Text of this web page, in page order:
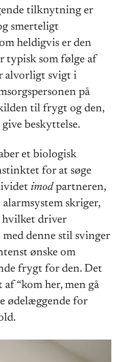
tilknytning er
smerteligt
heldigvis er den
typisk som følge af
alvorligt svigt i
på
til frygt og den,
beskyttelse.
et biologisk
for at søge
imodpartneren,
skriger,
hvilket driver
med denne stil svinger
ønske om
frygt for den. Det
“kom her, men gå
ødelæggende for